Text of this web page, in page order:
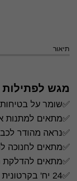
תיאור
מגש לפתילות
✅שומר על בטיחות
✅מתאים למתנות
✅נראה מהודר
✅מתאים לחנוכה
✅מתאים להדלקת
✅24 יח' בקרטונית